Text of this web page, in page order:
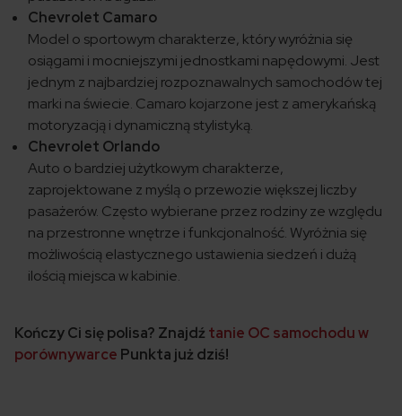
Chevrolet Camaro
Model o sportowym charakterze, który wyróżnia się
osiągami i mocniejszymi jednostkami napędowymi. Jest
jednym z najbardziej rozpoznawalnych samochodów tej
marki na świecie. Camaro kojarzone jest z amerykańską
motoryzacją i dynamiczną stylistyką.
Chevrolet Orlando
Auto o bardziej użytkowym charakterze,
zaprojektowane z myślą o przewozie większej liczby
pasażerów. Często wybierane przez rodziny ze względu
na przestronne wnętrze i funkcjonalność. Wyróżnia się
możliwością elastycznego ustawienia siedzeń i dużą
ilością miejsca w kabinie.
Kończy Ci się polisa? Znajdź tanie OC samochodu w
porównywarce Punkta już dziś!